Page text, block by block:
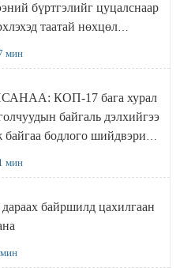
бүртгэлийг цуцалснаар
таатай нөхцөл
мин
КОП-17 бага хурал
байгаль дэлхийгээ
байгаа бодлого шийдвэрийг
мин
байршилд цахилгаан